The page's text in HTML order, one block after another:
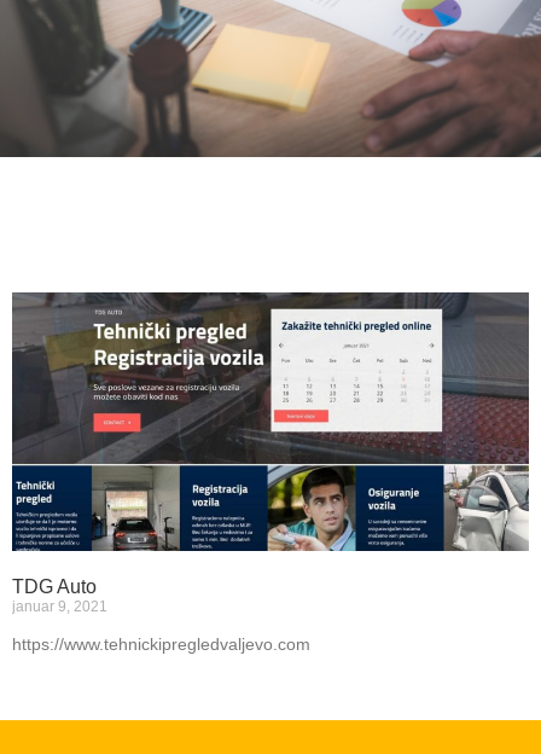
TDG Auto
januar 9, 2021
https://www.tehnickipregledvaljevo.com